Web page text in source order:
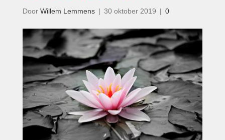
Door Willem Lemmens | 30 oktober 2019 | 0